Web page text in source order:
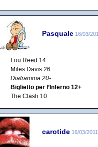
Pasquale 16/03/
Lou Reed 14
Miles Davis 26
Diaframma 20-
Biglietto per l’Inferno 12+
The Clash 10
carotide 16/03/